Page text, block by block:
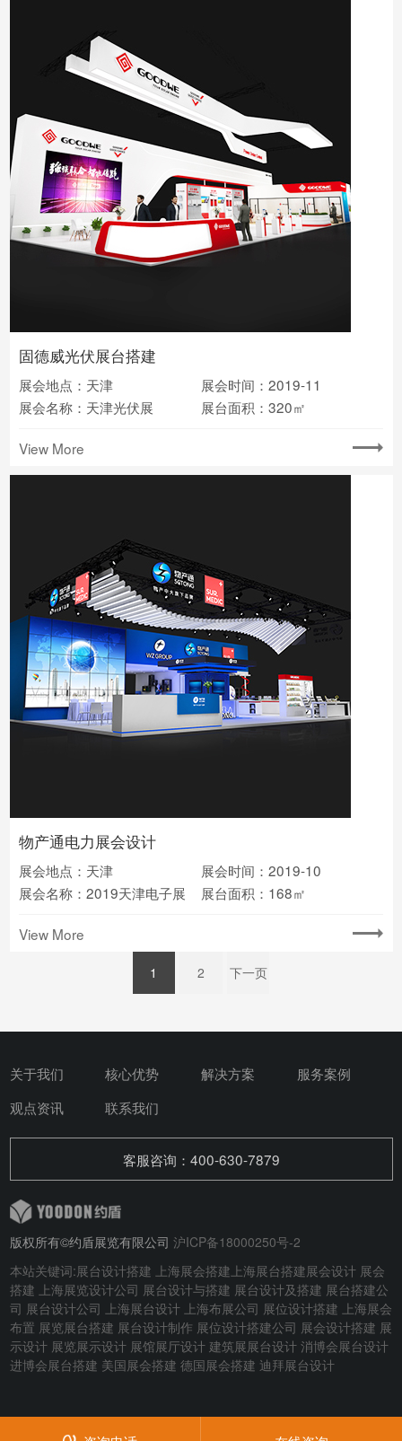
固德威光伏展台搭建
展会地点：天津
展会时间：2019-11
展会名称：天津光伏展
展台面积：320㎡
View More
物产通电力展会设计
展会地点：天津
展会时间：2019-10
展会名称：2019天津电子展
展台面积：168㎡
View More
1 2 下一页
关于我们 核心优势 解决方案
服务案例
观点资讯
联系我们
客服咨询：400-630-7879
版权所有©约盾展览有限公司 沪ICP备18000250号-2
本站关键词:展台设计搭建 上海展会搭建 上海展台搭建展会设计 展会
搭建 上海展览设计公司 展台设计与搭建 展台设计及搭建 展台搭建公
司 展台设计公司 上海展台设计 上海布展公司 展位设计搭建 上海展会
布置 展览展台搭建 展台设计制作 展位设计搭建公司 展会设计搭建 展
示设计 展览展示设计 展馆展厅设计 建筑展展台设计 消博会展台设计
进博会展台搭建 美国展会搭建 德国展会搭建 迪拜展台设计